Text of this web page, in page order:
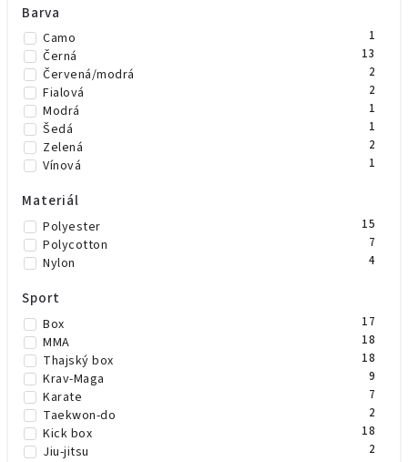
Barva
Camo 1
Černá 13
Červená/modrá 2
Fialová 2
Modrá 1
Šedá 1
Zelená 2
Vínová 1
Materiál
Polyester 15
Polycotton 7
Nylon 4
Sport
Box 17
MMA 18
Thajský box 18
Krav-Maga 9
Karate 7
Taekwon-do 2
Kick box 18
Jiu-jitsu 2